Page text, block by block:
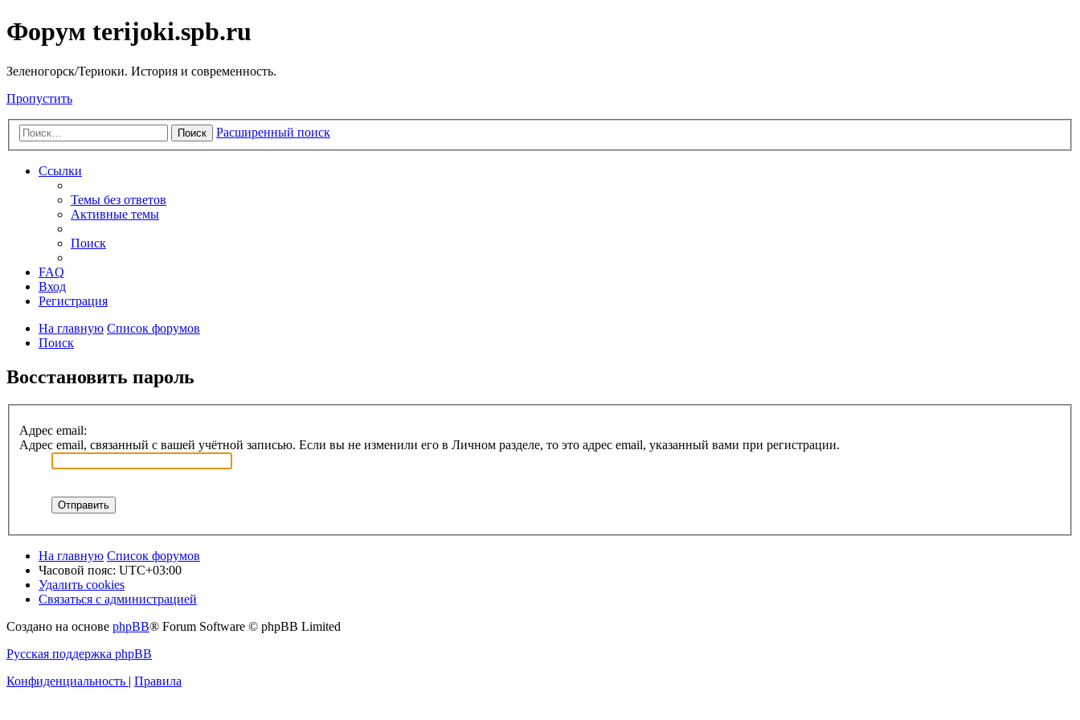
Форум terijoki.spb.ru
Зеленогорск/Териоки. История и современность.
Пропустить
Поиск Расширенный поиск
Ссылки
Темы без ответов
Активные темы
Поиск
FAQ
Вход
Регистрация
На главную Список форумов
Поиск
Восстановить пароль
Адрес email:
Адрес email, связанный с вашей учётной записью. Если вы не изменили его в Личном разделе, то это адрес email, указанный вами при регистрации.
На главную Список форумов
Часовой пояс: UTC+03:00
Удалить cookies
Связаться с администрацией
Создано на основе phpBB® Forum Software © phpBB Limited
Русская поддержка phpBB
Конфиденциальность | Правила